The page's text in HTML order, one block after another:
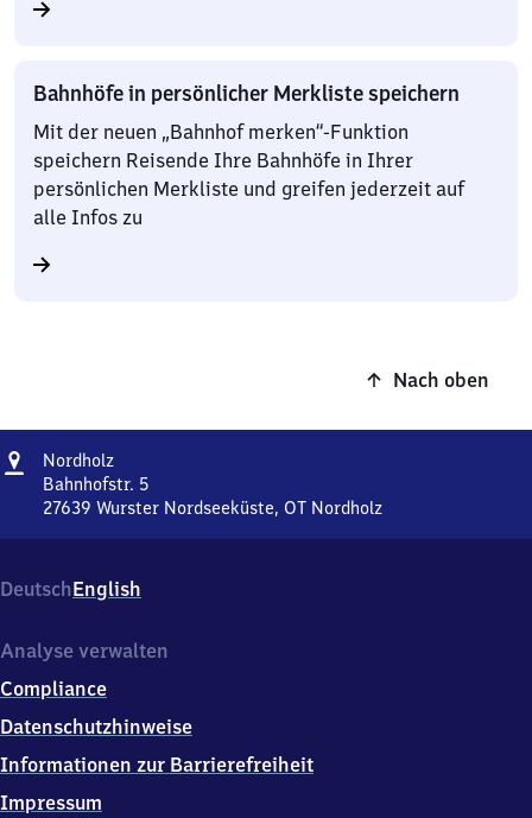
Bahnhöfe in persönlicher Merkliste speichern
Mit der neuen „Bahnhof merken“-Funktion
speichern Reisende Ihre Bahnhöfe in Ihrer
persönlichen Merkliste und greifen jederzeit auf
alle Infos zu
Nach oben
Adresse
NordholzNordholz
Bahnhofstr. 5
27639 Wurster Nordseeküste, OT Nordholz
5,
2
6
9
Wurster
OT
Nordholz
DeutschEnglish
Analyse verwalten
Compliance
Datenschutzhinweise
Informationen zur Barrierefreiheit
Impressum